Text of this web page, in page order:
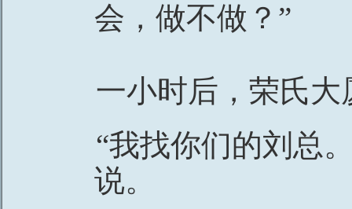
会，做不做？”
一小时后，荣氏大
“我找你们的刘总
说。